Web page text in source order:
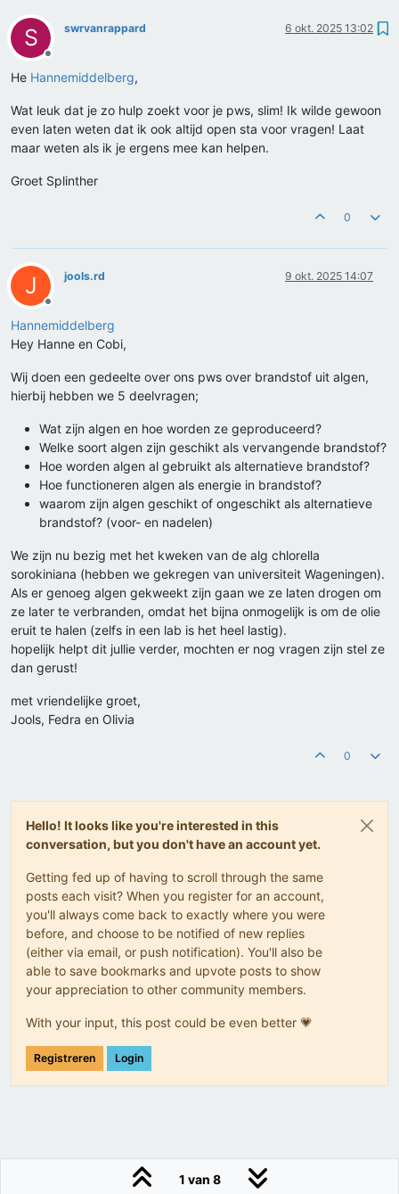
S
Offline
swrvanrappard 6 okt. 2025 13:02
He Hannemiddelberg,
Wat leuk dat je zo hulp zoekt voor je pws, slim! Ik wilde gewoon
even laten weten dat ik ook altijd open sta voor vragen! Laat
maar weten als ik je ergens mee kan helpen.
Groet Splinther
0
J
Offline
jools.rd 9 okt. 2025 14:07
Hannemiddelberg
Hey Hanne en Cobi,
Wij doen een gedeelte over ons pws over brandstof uit algen,
hierbij hebben we 5 deelvragen;
Wat zijn algen en hoe worden ze geproduceerd?
Welke soort algen zijn geschikt als vervangende brandstof?
Hoe worden algen al gebruikt als alternatieve brandstof?
Hoe functioneren algen als energie in brandstof?
waarom zijn algen geschikt of ongeschikt als alternatieve
brandstof? (voor- en nadelen)
We zijn nu bezig met het kweken van de alg chlorella
sorokiniana (hebben we gekregen van universiteit Wageningen).
Als er genoeg algen gekweekt zijn gaan we ze laten drogen om
ze later te verbranden, omdat het bijna onmogelijk is om de olie
eruit te halen (zelfs in een lab is het heel lastig).
hopelijk helpt dit jullie verder, mochten er nog vragen zijn stel ze
dan gerust!
met vriendelijke groet,
Jools, Fedra en Olivia
0
Hello! It looks like you're interested in this
conversation, but you don't have an account yet.
Getting fed up of having to scroll through the same
posts each visit? When you register for an account,
you'll always come back to exactly where you were
before, and choose to be notified of new replies
(either via email, or push notification). You'll also be
able to save bookmarks and upvote posts to show
your appreciation to other community members.
With your input, this post could be even better 💗
Registreren Login
1 van 8